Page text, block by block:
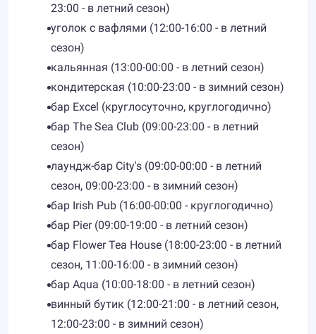
23:00 - в летний сезон)
уголок с вафлями (12:00-16:00 - в летний
сезон)
кальянная (13:00-00:00 - в летний сезон)
кондитерская (10:00-23:00 - в зимний сезон)
бар Excel (круглосуточно, круглогодично)
бар The Sea Club (09:00-23:00 - в летний
сезон)
лаундж-бар City's (09:00-00:00 - в летний
сезон, 09:00-23:00 - в зимний сезон)
бар Irish Pub (16:00-00:00 - круглогодично)
бар Pier (09:00-19:00 - в летний сезон)
бар Flower Tea House (18:00-23:00 - в летний
сезон, 11:00-16:00 - в зимний сезон)
бар Aqua (10:00-18:00 - в летний сезон)
винный бутик (12:00-21:00 - в летний сезон,
12:00-23:00 - в зимний сезон)